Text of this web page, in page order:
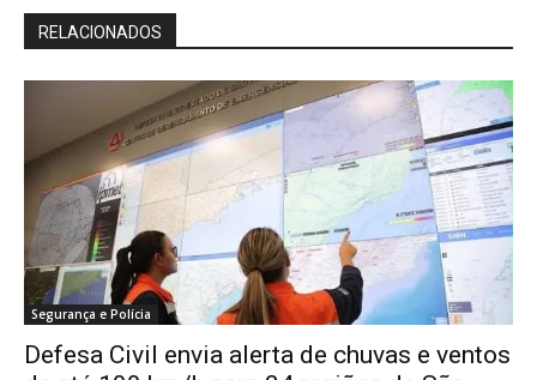
RELACIONADOS
Segurança e Polícia
Defesa Civil envia alerta de chuvas e ventos